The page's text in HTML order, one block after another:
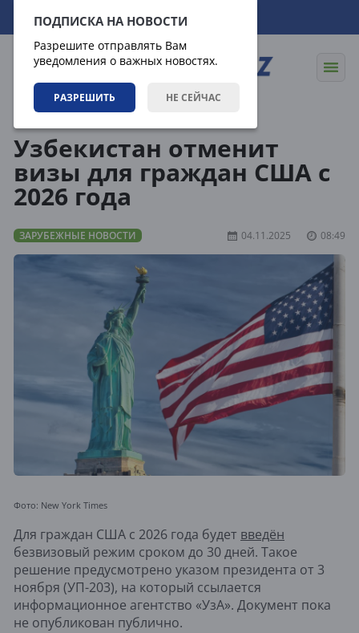
ПОДПИСКА НА НОВОСТИ
Разрешите отправлять Вам
уведомления о важных новостях.
РАЗРЕШИТЬ НЕ СЕЙЧАС
10.08.2026 10:37:14
Узбекистан отменит
визы для граждан США с
2026 года
ЗАРУБЕЖНЫЕ НОВОСТИ 04.11.2025 08:49
Фото: New York Times
Для граждан США с 2026 года будет введён
безвизовый режим сроком до 30 дней. Такое
решение предусмотрено указом президента от 3
ноября (УП-203), на который ссылается
информационное агентство «УзА». Документ пока
не опубликован публично.